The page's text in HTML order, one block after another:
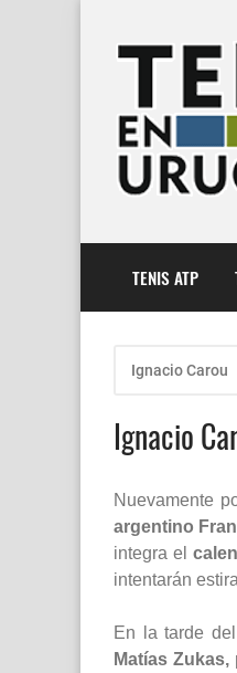
TENIS ATP
Ignacio Carou
Ignacio
Nuevamente
argentino
integra el
intentarán
En la tarde
Matías Zukas,